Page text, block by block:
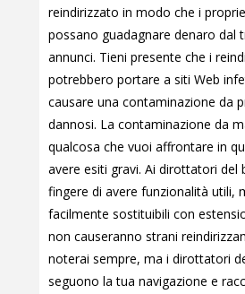
reindirizzato in modo che i
possano guadagnare denaro dal
annunci. Tieni presente che i
potrebbero portare a siti Web
causare una contaminazione da
dannosi. La contaminazione da
qualcosa che vuoi affrontare in
avere esiti gravi. Ai dirottatori del
fingere di avere funzionalità utili,
facilmente sostituibili con
non causeranno strani
noterai sempre, ma i dirottatori
seguono la tua navigazione e